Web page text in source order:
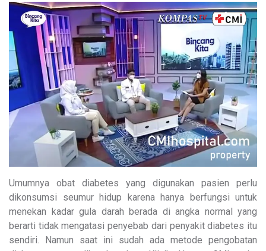
Umumnya obat diabetes yang digunakan pasien perlu
dikonsumsi seumur hidup karena hanya berfungsi untuk
menekan kadar gula darah berada di angka normal yang
berarti tidak mengatasi penyebab dari penyakit diabetes itu
sendiri. Namun saat ini sudah ada metode pengobatan